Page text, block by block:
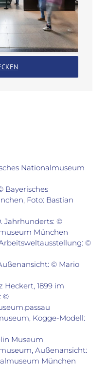
Nationalmuseum
Bayerisches
Foto: Bastian
Jahrhunderts: ©
München
©
© Mario
Heckert, 1899 im
©
Kogge-Modell:
Museum
Außenansicht:
München